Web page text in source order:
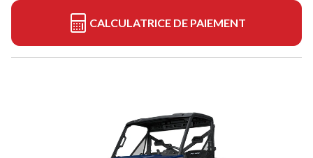
CALCULATRICE DE PAIEMENT